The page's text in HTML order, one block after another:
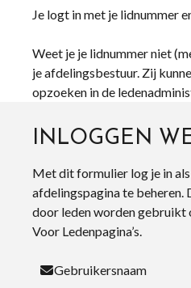
Je logt in met je lidnummer
Weet je je lidnummer niet
je afdelingsbestuur. Zij
opzoeken in de
INLOGGEN
Met dit formulier log je in
afdelingspagina te
door leden worden gebruikt
Voor Ledenpagina’s.
Gebruikersnaam